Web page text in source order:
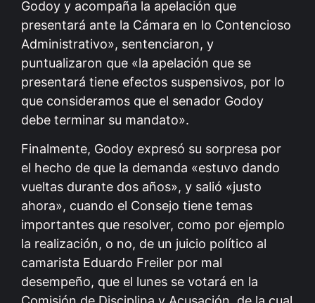
Godoy y acompaña la apelación que
presentará ante la Cámara en lo Contencioso
Administrativo», sentenciaron, y
puntualizaron que «la apelación que se
presentará tiene efectos suspensivos, por lo
que consideramos que el senador Godoy
debe terminar su mandato».
Finalmente, Godoy expresó su sorpresa por
el hecho de que la demanda «estuvo dando
vueltas durante dos años», y salió «justo
ahora», cuando el Consejo tiene temas
importantes que resolver, como por ejemplo
la realización, o no, de un juicio político al
camarista Eduardo Freiler por mal
desempeño, que el lunes se votará en la